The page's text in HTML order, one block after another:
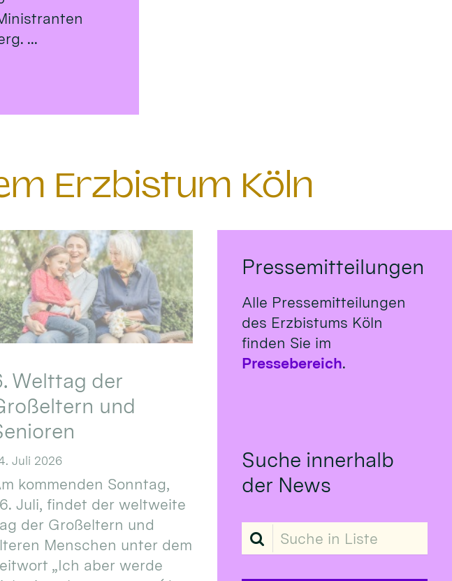
...
Erzbistum Köln
Welttag der
und
Juli 2026
kommenden Sonntag,
Juli, findet der weltweite
der Großeltern und
Menschen unter dem
„Ich aber werde
Pressemitteilungen
Alle Pressemitteilungen
des Erzbistums Köln
finden Sie im
Pressebereich.
Suche innerhalb
der News
Suche in Liste